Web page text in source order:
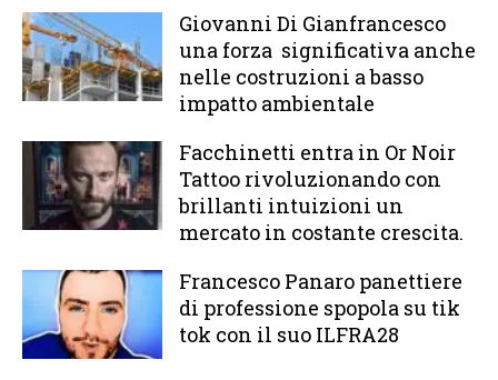
Giovanni Di Gianfrancesco
una forza significativa anche
nelle costruzioni a basso
impatto ambientale
Facchinetti entra in Or Noir
Tattoo rivoluzionando con
brillanti intuizioni un
mercato in costante crescita.
Francesco Panaro panettiere
di professione spopola su tik
tok con il suo ILFRA28